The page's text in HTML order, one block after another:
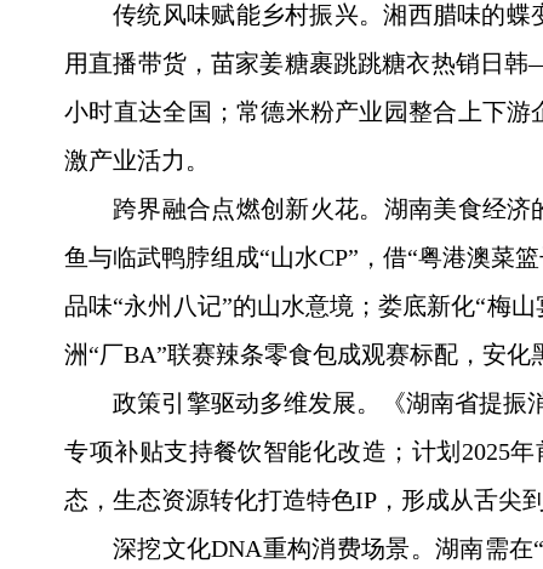
传统风味赋能乡村振兴。湘西腊味的
用直播带货，苗家姜糖裹跳跳糖衣热销日
小时直达全国；常德米粉产业园整合上下
激产业活力。
跨界融合点燃创新火花。湖南美食经
鱼与临武鸭脖组成“山水CP”，借“粤港澳菜
品味“永州八记”的山水意境；娄底新化“梅
洲“厂BA”联赛辣条零食包成观赛标配，安
政策引擎驱动多维发展。《湖南省提振
专项补贴支持餐饮智能化改造；计划2025
态，生态资源转化打造特色IP，形成从舌尖
深挖文化DNA重构消费场景。湖南需